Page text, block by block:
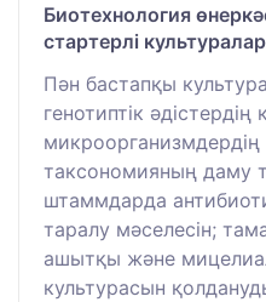
Биотехнология
стартерлі культуралар
Пән бастапқы
генотиптік әдістердің
таксономияның даму
штаммдарда
таралу мәселесін;
ашытқы және
культурасын